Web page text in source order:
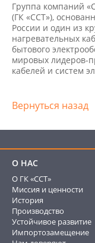
Группа компаний
(ГК «ССТ»),
России и один из
нагревательных
бытового
мировых лидеров-
кабелей и систем
Вернуться назад
О НАС
О ГК «ССТ»
Миссия и ценности
История
Производство
Устойчивое развитие
Импортозамещение